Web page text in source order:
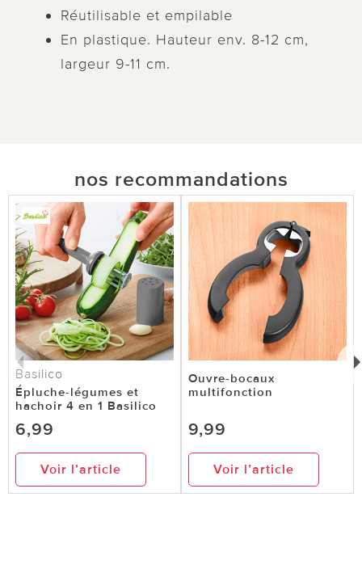
Réutilisable et empilable
En plastique. Hauteur env. 8-12 cm,
largeur 9-11 cm.
nos recommandations
Basilico
Épluche-légumes et
hachoir 4 en 1 Basilico
6,99
Voir l’article
Ouvre-bocaux
multifonction
9,99
Voir l’article